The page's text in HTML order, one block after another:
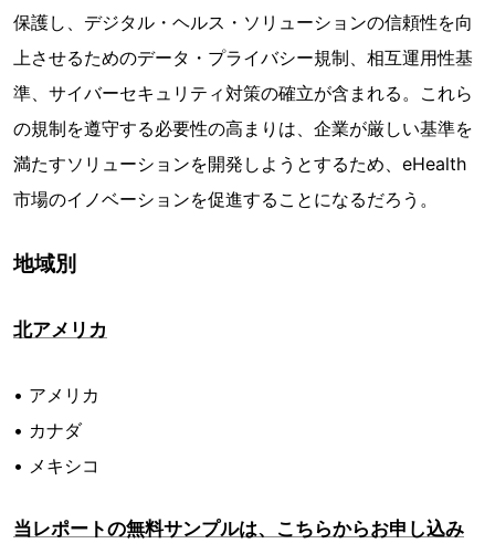
保護し、デジタル・ヘルス・ソリューションの信頼性を向
上させるためのデータ・プライバシー規制、相互運用性基
準、サイバーセキュリティ対策の確立が含まれる。これら
の規制を遵守する必要性の高まりは、企業が厳しい基準を
満たすソリューションを開発しようとするため、eHealth
市場のイノベーションを促進することになるだろう。
地域別
北アメリカ
• アメリカ
• カナダ
• メキシコ
当レポートの無料サンプルは、こちらからお申し込み